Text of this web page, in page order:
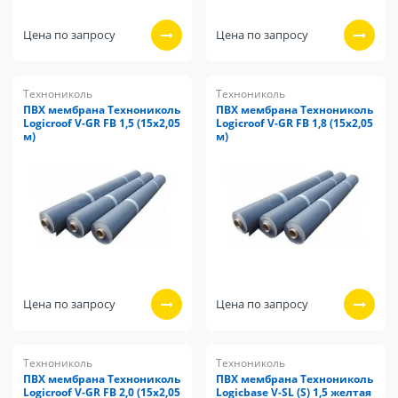
Цена по запросу Цена по запросу
Технониколь
ПВХ мембрана Технониколь
Logicroof V-GR FB 1,5 (15х2,05
м)
Цена по запросу
Технониколь
ПВХ мембрана Технониколь
Logicroof V-GR FB 1,8 (15х2,05
м)
Цена по запросу
Технониколь
ПВХ мембрана Технониколь
Logicroof V-GR FB 2,0 (15х2,05
Технониколь
ПВХ мембрана Технониколь
Logicbase V-SL (S) 1,5 желтая